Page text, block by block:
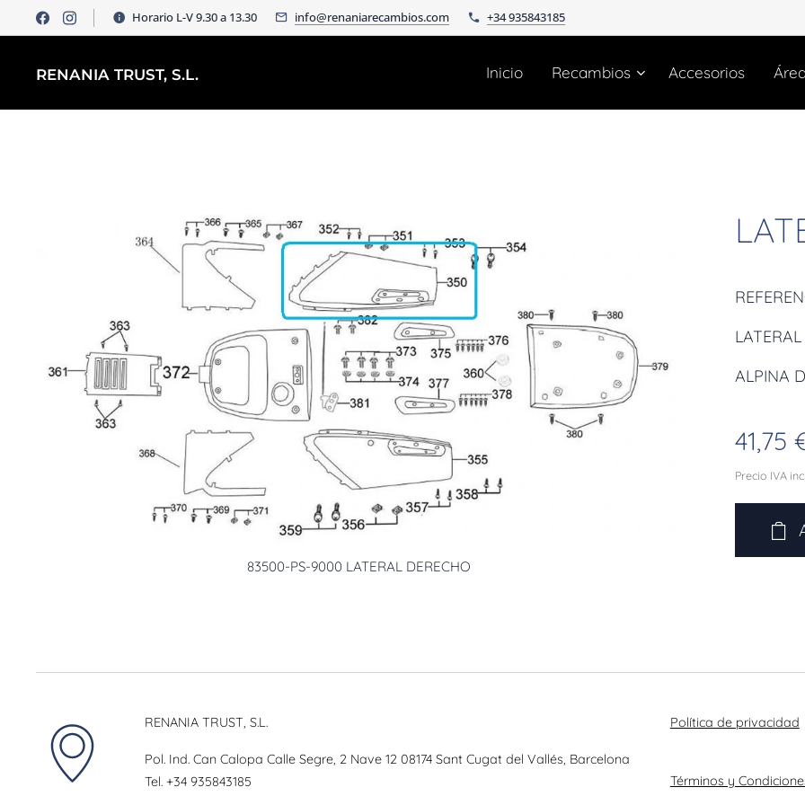
Horario L-V 9.30 a 13.30 info@renaniarecambios.com +34 935843185
RENANIA TRUST, S.L. Inicio Recambios Accesorios
83500-PS-9000 LATERAL DERECHO
ALPINA
41,75
Precio IVA
RENANIA TRUST, S.L.
Pol. Ind. Can Calopa Calle Segre, 2 Nave 12 08174 Sant Cugat del Vallés, Barcelona
Tel.+34 935843185
Política de privacidad
Términos y